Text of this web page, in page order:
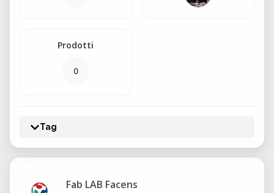
Prodotti
0
Tag
Fab LAB Facens